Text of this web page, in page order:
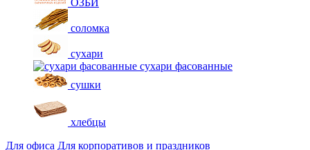
ОЗБИ
соломка
сухари
сухари фасованные
сушки
хлебцы
Для офиса Для корпоративов и праздников